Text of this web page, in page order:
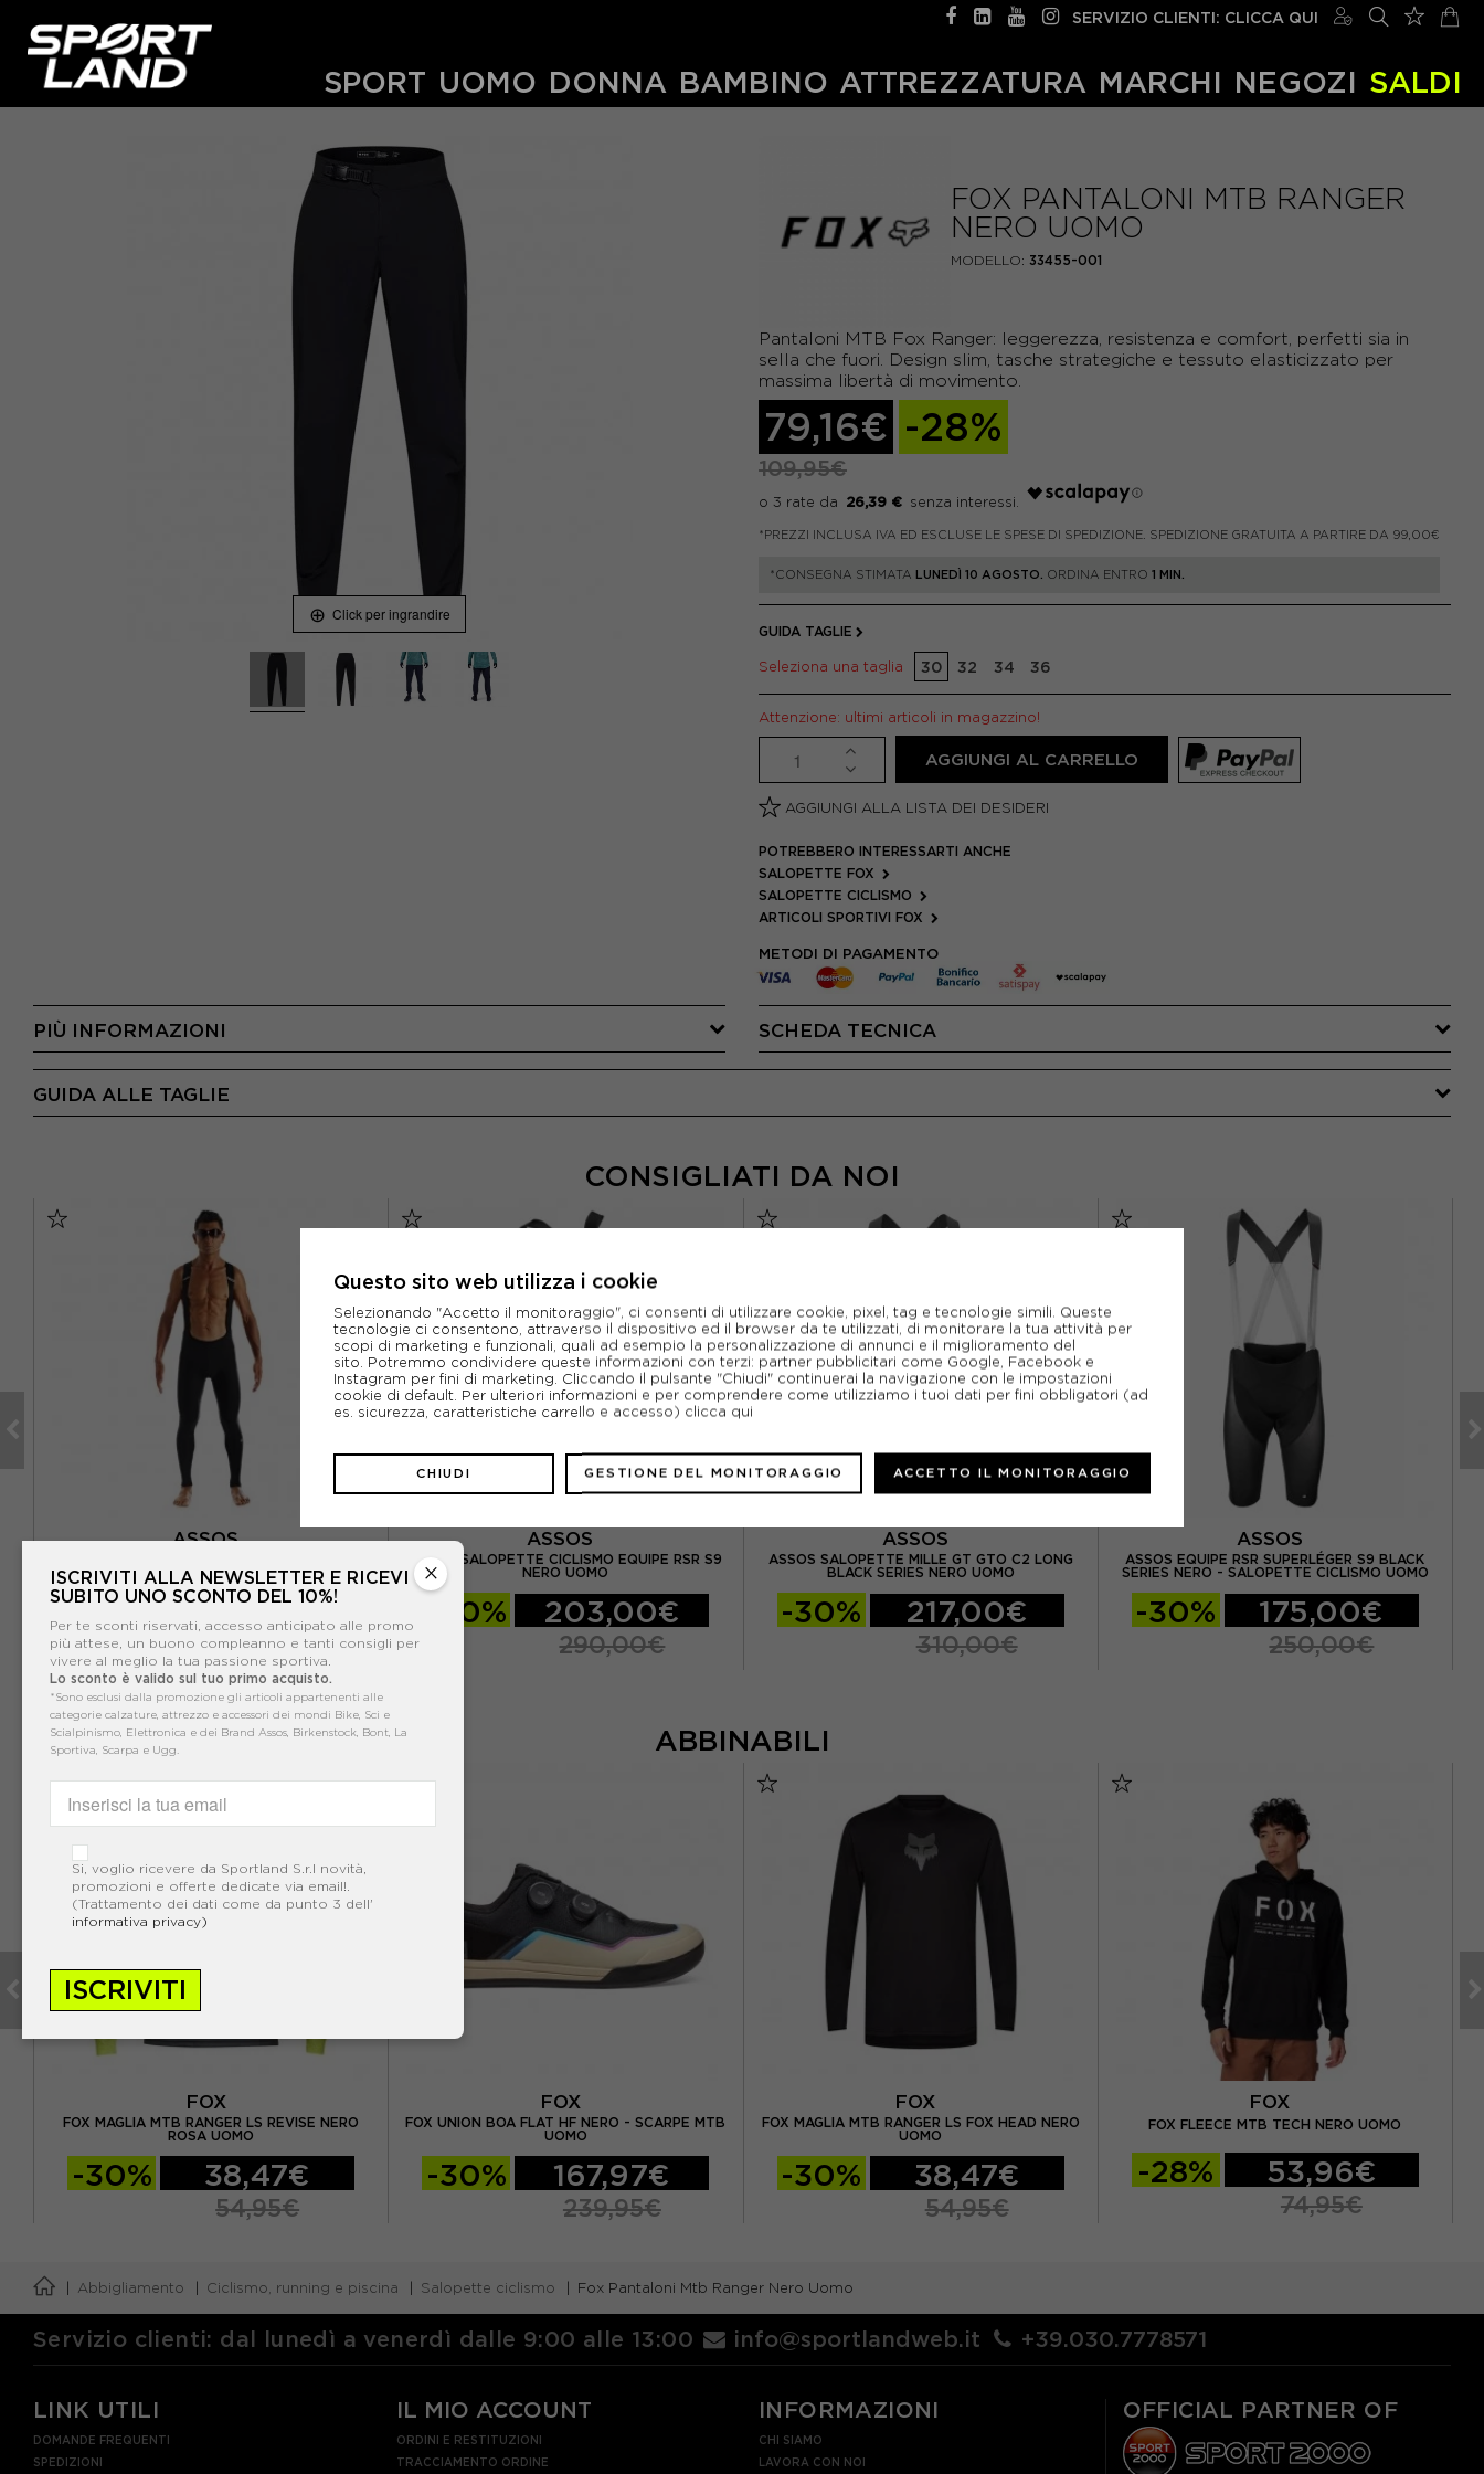
SERVIZIO CLIENTI: CLICCA QUI
SPORT UOMO DONNA BAMBINO ATTREZZATURA MARCHI NEGOZI SALDI
Click per ingrandire
FOX PANTALONI MTB RANGER
NERO UOMO
MODELLO: 33455-001
Pantaloni MTB Fox Ranger: leggerezza, resistenza e comfort, perfetti sia in
sella che fuori. Design slim, tasche strategiche e tessuto elasticizzato per
massima libertà di movimento.
79,16€ -28%
109,95€
26,39 €
*PREZZI INCLUSA IVA ED ESCLUSE LE SPESE DI SPEDIZIONE. SPEDIZIONE GRATUITA A PARTIRE DA 99,00€
*CONSEGNA STIMATA LUNEDÌ 10 AGOSTO. ORDINA ENTRO 1 MIN.
GUIDA TAGLIE
Seleziona una taglia 30 32 34 36
Attenzione: ultimi articoli in magazzino!
AGGIUNGI AL CARRELLO
AGGIUNGI ALLA LISTA DEI DESIDERI
POTREBBERO INTERESSARTI ANCHE
SALOPETTE FOX
SALOPETTE CICLISMO
ARTICOLI SPORTIVI FOX
METODI DI PAGAMENTO
PIÙ INFORMAZIONI SCHEDA TECNICA
GUIDA ALLE TAGLIE
CONSIGLIATI DA NOI
ASSOS
-30% 210,00€
300,00€
ASSOS
ASSOS SALOPETTE CICLISMO EQUIPE RSR S9
NERO UOMO
-30% 203,00€
290,00€
ASSOS
ASSOS SALOPETTE MILLE GT GTO C2 LONG
BLACK SERIES NERO UOMO
-30% 217,00€
310,00€
ASSOS
ASSOS EQUIPE RSR SUPERLÉGER S9 BLACK
SERIES NERO - SALOPETTE CICLISMO UOMO
-30% 175,00€
250,00€
ABBINABILI
FOX
FOX MAGLIA MTB RANGER LS REVISE NERO
ROSA UOMO
-30% 38,47€
54,95€
FOX
FOX UNION BOA FLAT HF NERO - SCARPE MTB
UOMO
-30% 167,97€
239,95€
FOX
FOX MAGLIA MTB RANGER LS FOX HEAD NERO
UOMO
-30% 38,47€
54,95€
FOX
FOX FLEECE MTB TECH NERO UOMO
-28% 53,96€
74,95€
Abbigliamento Ciclismo, running e piscina Salopette ciclismo Fox Pantaloni Mtb Ranger Nero Uomo
×
ISCRIVITI ALLA NEWSLETTER E RICEVI
SUBITO UNO SCONTO DEL 10%!
Per te sconti riservati, accesso anticipato alle promo
più attese, un buono compleanno e tanti consigli per
vivere al meglio la tua passione sportiva.
Lo sconto è valido sul tuo primo acquisto.
*Sono esclusi dalla promozione gli articoli appartenenti alle
categorie calzature, attrezzo e accessori dei mondi Bike, Sci e
Scialpinismo, Elettronica e dei Brand Assos, Birkenstock, Bont, La
Sportiva, Scarpa e Ugg.
Si, voglio ricevere da Sportland S.r.l novità,
promozioni e offerte dedicate via email!.
(Trattamento dei dati come da punto 3 dell'
informativa privacy)
ISCRIVITI
Servizio clienti: dal lunedì a venerdì dalle 9:00 alle 13:00 info@sportlandweb.it +39.030.7778571
LINK UTILI
DOMANDE FREQUENTI
SPEDIZIONI
IL MIO ACCOUNT
ORDINI E RESTITUZIONI
TRACCIAMENTO ORDINE
INFORMAZIONI
CHI SIAMO
LAVORA CON NOI
OFFICIAL PARTNER OF
Questo sito web utilizza i cookie
Selezionando "Accetto il monitoraggio", ci consenti di utilizzare cookie, pixel, tag e tecnologie simili. Queste
tecnologie ci consentono, attraverso il dispositivo ed il browser da te utilizzati, di monitorare la tua attività per
scopi di marketing e funzionali, quali ad esempio la personalizzazione di annunci e il miglioramento del
sito. Potremmo condividere queste informazioni con terzi: partner pubblicitari come Google, Facebook e
Instagram per fini di marketing. Cliccando il pulsante "Chiudi" continuerai la navigazione con le impostazioni
cookie di default. Per ulteriori informazioni e per comprendere come utilizziamo i tuoi dati per fini obbligatori (ad
es. sicurezza, caratteristiche carrello e accesso) clicca qui
CHIUDI GESTIONE DEL MONITORAGGIO ACCETTO IL MONITORAGGIO